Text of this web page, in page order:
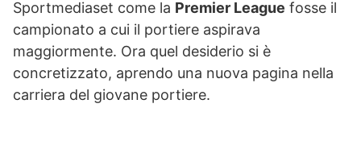
Sportmediaset come la Premier League fosse il
campionato a cui il portiere aspirava
maggiormente. Ora quel desiderio si è
concretizzato, aprendo una nuova pagina nella
carriera del giovane portiere.